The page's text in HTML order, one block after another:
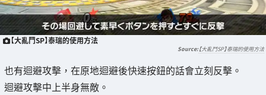
【大亂鬥SP】泰瑞的使用方法
【大亂鬥SP】泰瑞的使用方法
也有迴避攻擊，在原地迴避後快速按鈕的話會立刻反擊。
迴避攻擊中上半身無敵。